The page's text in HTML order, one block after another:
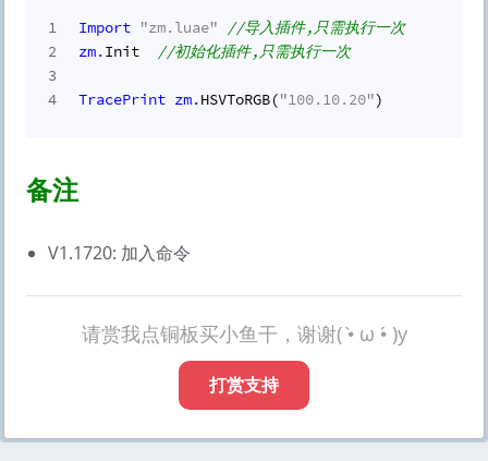
1
2
3
4
Import "zm.luae"
//导入插件,只需执行一次
zm.Init //初始化插件,只需执行一次
TracePrint zm.HSVToRGB("100.10.20")
备注
V1.1720: 加入命令
请赏我点铜板买小鱼干，谢谢( •̀ ω •́ )y
打赏支持